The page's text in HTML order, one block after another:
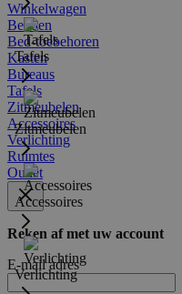
Winkelwagen
Tafels
Zitmeubelen
Accessoires
Verlichting
Bedden
Bed-toebehoren
Kasten
Bureaus
Tafels
Zitmeubelen
Accessoires
Verlichting
Ruimtes
Outlet
Reken af met uw account
E-mail adres